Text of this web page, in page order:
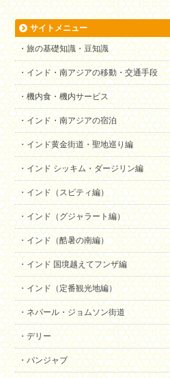
サイトメニュー
旅の基礎知識・豆知識
インド・南アジアの移動・交通手段
機内食・機内サービス
インド・南アジアの宿泊
インド黄金街道・聖地巡り編
インド シッキム・ダージリン編
インド（スピティ編）
インド（グジャラート編）
インド（酷暑の南編）
インド 国境越えてフンザ編
インド（定番観光地編）
ネパール・ジョムソン街道
デリー
パンジャブ